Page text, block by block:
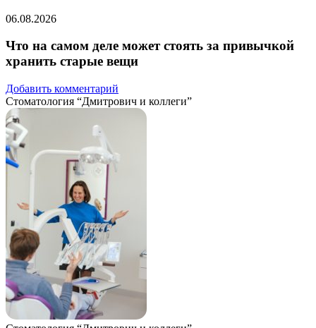
06.08.2026
Что на самом деле может стоять за привычкой
хранить старые вещи
Добавить комментарий
Стоматология “Дмитрович и коллеги”